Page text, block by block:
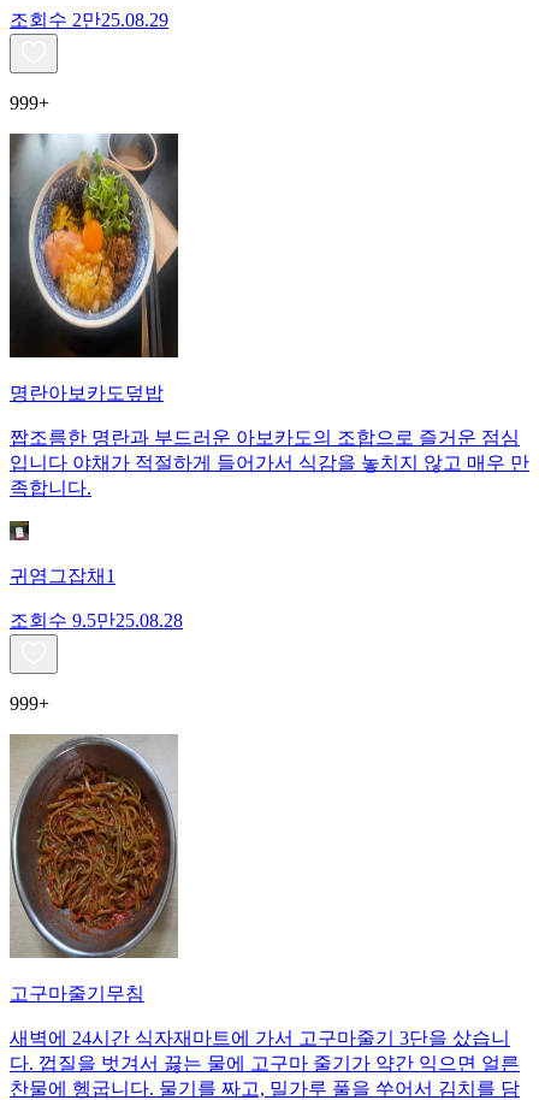
조회수 2만25.08.29
999+
명란아보카도덮밥
짭조름한 명란과 부드러운 아보카도의 조합으로 즐거운 점심
입니다 야채가 적절하게 들어가서 식감을 놓치지 않고 매우 만
족합니다.
귀염그잡채1
조회수 9.5만25.08.28
999+
고구마줄기무침
새벽에 24시간 식자재마트에 가서 고구마줄기 3단을 샀습니
다. 껍질을 벗겨서 끓는 물에 고구마 줄기가 약간 익으면 얼른
찬물에 헹굽니다. 물기를 짜고, 밀가루 풀을 쑤어서 김치를 담